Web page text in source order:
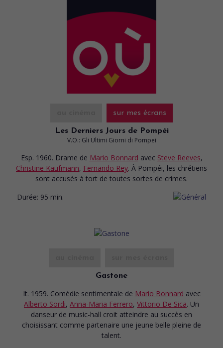
sur mes écrans
Les Derniers Jours de Pompéi
V.O.: Gli Ultimi Giorni di Pompei
Esp. 1960. Drame de Mario Bonnard avec Steve Reeves,
Christine Kaufmann, Fernando Rey. À Pompéi, les chrétiens
sont accusés à tort de toutes sortes de crimes.
Durée: 95 min.
Gastone
It. 1959. Comédie sentimentale de Mario Bonnard avec
Alberto Sordi, Anna-Maria Ferrero, Vittorio De Sica. Un
danseur de music-hall croit atteindre au succès en
choisissant comme partenaire une jeune belle pleine de
talent.